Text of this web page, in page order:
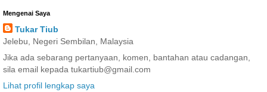
Mengenai Saya
Tukar Tiub
Jelebu, Negeri Sembilan, Malaysia
Jika ada sebarang pertanyaan, komen, bantahan atau cadangan,
sila email kepada tukartiub@gmail.com
Lihat profil lengkap saya